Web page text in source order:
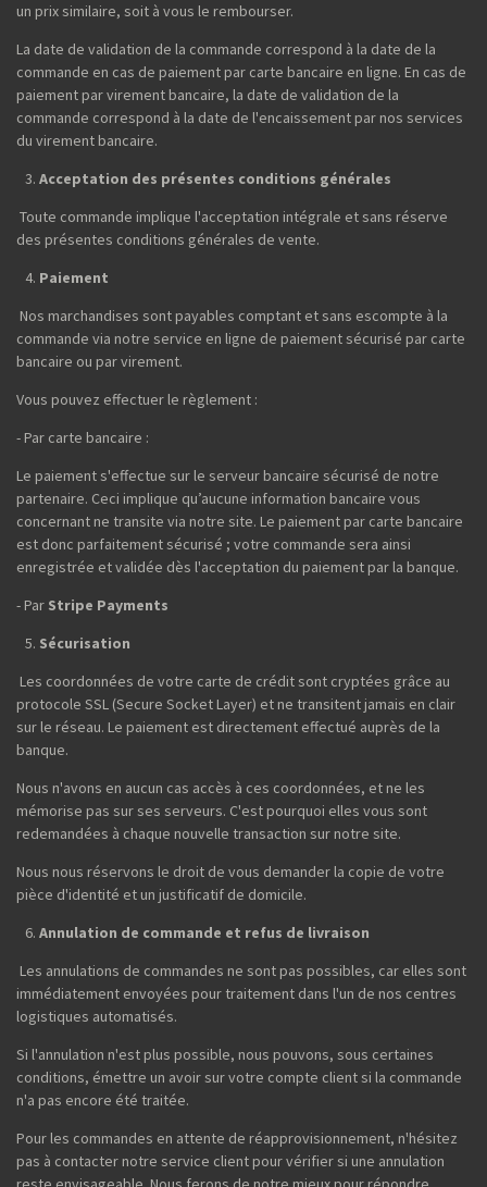
un prix similaire, soit à vous le rembourser.
La date de validation de la commande correspond à la date de la
commande en cas de paiement par carte bancaire en ligne. En cas de
paiement par virement bancaire, la date de validation de la
commande correspond à la date de l'encaissement par nos services
du virement bancaire.
Acceptation des présentes conditions générales
Toute commande implique l'acceptation intégrale et sans réserve
des présentes conditions générales de vente.
Paiement
Nos marchandises sont payables comptant et sans escompte à la
commande via notre service en ligne de paiement sécurisé par carte
bancaire ou par virement.
Vous pouvez effectuer le règlement :
- Par carte bancaire :
Le paiement s'effectue sur le serveur bancaire sécurisé de notre
partenaire. Ceci implique qu’aucune information bancaire vous
concernant ne transite via notre site. Le paiement par carte bancaire
est donc parfaitement sécurisé ; votre commande sera ainsi
enregistrée et validée dès l'acceptation du paiement par la banque.
- Par Stripe Payments
Sécurisation
Les coordonnées de votre carte de crédit sont cryptées grâce au
protocole SSL (Secure Socket Layer) et ne transitent jamais en clair
sur le réseau. Le paiement est directement effectué auprès de la
banque.
Nous n'avons en aucun cas accès à ces coordonnées, et ne les
mémorise pas sur ses serveurs. C'est pourquoi elles vous sont
redemandées à chaque nouvelle transaction sur notre site.
Nous nous réservons le droit de vous demander la copie de votre
pièce d'identité et un justificatif de domicile.
Annulation de commande et refus de livraison
Les annulations de commandes ne sont pas possibles, car elles sont
immédiatement envoyées pour traitement dans l'un de nos centres
logistiques automatisés.
Si l'annulation n'est plus possible, nous pouvons, sous certaines
conditions, émettre un avoir sur votre compte client si la commande
n'a pas encore été traitée.
Pour les commandes en attente de réapprovisionnement, n'hésitez
pas à contacter notre service client pour vérifier si une annulation